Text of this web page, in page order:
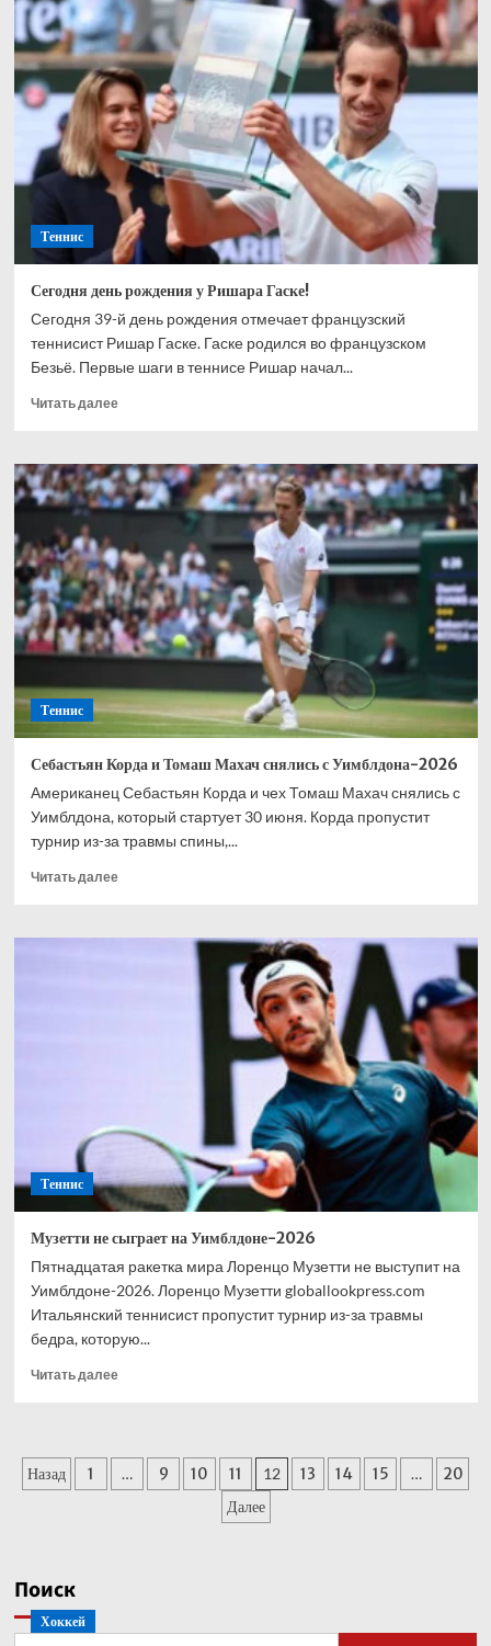
Музетти:
Не
стремлюсь
навязывать
детям
свой
вид
спорта
Теннис
Сегодня день рождения у Ришара Гаске!
Сегодня 39-й день рождения отмечает французский
теннисист Ришар Гаске. Гаске родился во французском
Безьё. Первые шаги в теннисе Ришар начал...
Читать далееПрочитать
Сегодня
день
рождения
Ришара
Гаске!
Теннис
Себастьян Корда и Томаш Махач снялись с Уимблдона-2026
Американец Себастьян Корда и чех Томаш Махач снялись с
Уимблдона, который стартует 30 июня. Корда пропустит
турнир из-за травмы спины,...
Читать далееПрочитать
Себастьян
Теннис
Музетти не сыграет на Уимблдоне-2026
Пятнадцатая ракетка мира Лоренцо Музетти не выступит на
Уимблдоне-2026. Лоренцо Музетти globallookpress.com
Итальянский теннисист пропустит турнир из-за травмы
бедра, которую...
Читать далееПрочитать
не
сыграет
Пагинация
Назад 1 … 9 10 11 12 13 14 15 …
20
Далее
Поиск
Хоккей